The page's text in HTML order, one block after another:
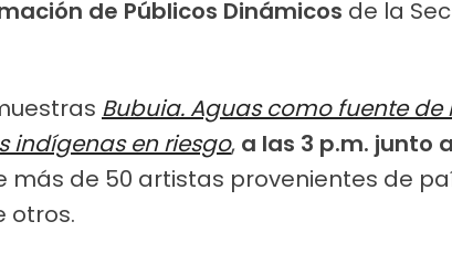
de Públicos Dinámicos de la
Bubuia. Aguas como fuente
indígenas en riesgo, a las 3 p.m. junto
de 50 artistas provenientes de
otros.